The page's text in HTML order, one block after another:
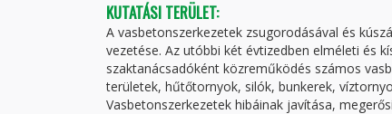
KUTATÁSI TERÜLET:
A vasbetonszerkezetek zsugorodásával és
vezetése. Az utóbbi két évtizedben elméleti és
szaktanácsadóként közreműködés számos
területek, hűtőtornyok, silók, bunkerek,
Vasbetonszerkezetek hibáinak javítása,